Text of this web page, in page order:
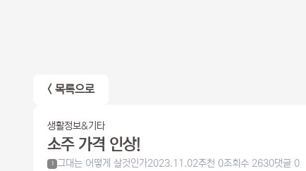
< 목록으로
생활정보&기타
소주 가격 인상!
1 그대는 어떻게 살것인가2023.11.02추천 0조회수 2630댓글 0